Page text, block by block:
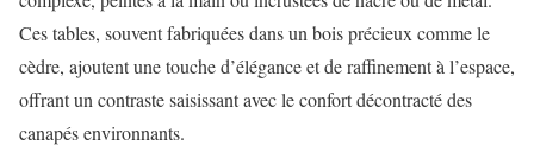
Ces tables, souvent fabriquées dans un bois précieux comme le
cèdre, ajoutent une touche d’élégance et de raffinement à l’espace,
offrant un contraste saisissant avec le confort décontracté des
canapés environnants.